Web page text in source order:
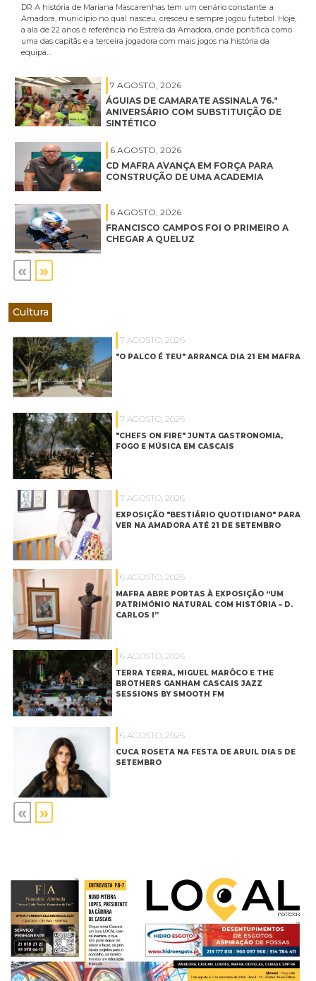
DR A história de Mariana Mascarenhas tem um cenário constante: a
Amadora, município no qual nasceu, cresceu e sempre jogou futebol. Hoje,
a ala de 22 anos é referência no Estrela da Amadora, onde pontifica como
uma das capitãs e a terceira jogadora com mais jogos na história da
equipa…
7 AGOSTO, 2026
ÁGUIAS DE CAMARATE ASSINALA 76.ª
ANIVERSÁRIO COM SUBSTITUIÇÃO DE
SINTÉTICO
6 AGOSTO, 2026
CD MAFRA AVANÇA EM FORÇA PARA
CONSTRUÇÃO DE UMA ACADEMIA
6 AGOSTO, 2026
FRANCISCO CAMPOS FOI O PRIMEIRO A
CHEGAR A QUELUZ
« »
Cultura
7 AGOSTO, 2026
"O PALCO É TEU" ARRANCA DIA 21 EM MAFRA
7 AGOSTO, 2026
"CHEFS ON FIRE" JUNTA GASTRONOMIA,
FOGO E MÚSICA EM CASCAIS
7 AGOSTO, 2026
EXPOSIÇÃO "BESTIÁRIO QUOTIDIANO" PARA
VER NA AMADORA ATÉ 21 DE SETEMBRO
6 AGOSTO, 2026
MAFRA ABRE PORTAS À EXPOSIÇÃO “UM
PATRIMÓNIO NATURAL COM HISTÓRIA – D.
CARLOS I”
6 AGOSTO, 2026
TERRA TERRA, MIGUEL MARÔCO E THE
BROTHERS GANHAM CASCAIS JAZZ
SESSIONS BY SMOOTH FM
6 AGOSTO, 2026
CUCA ROSETA NA FESTA DE ARUIL DIA 5 DE
SETEMBRO
« »